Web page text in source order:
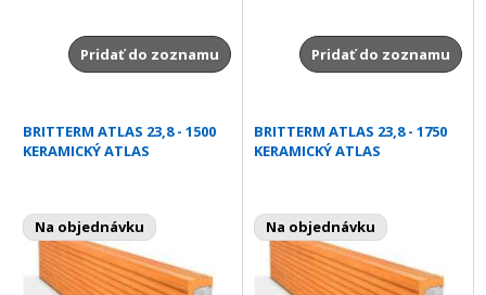
Pridať do zoznamu Pridať do zoznamu
BRITTERM ATLAS 23,8 - 1500
KERAMICKÝ ATLAS
Na objednávku
BRITTERM ATLAS 23,8 - 1750
KERAMICKÝ ATLAS
Na objednávku